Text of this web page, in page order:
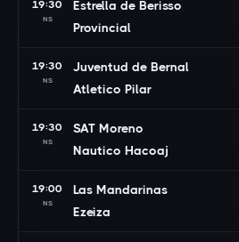
19:30
NS
Estrella de Berisso
Provincial
19:30
NS
Juventud de Bernal
Atletico Pilar
19:30
NS
SAT Moreno
Nautico Hacoaj
19:00
NS
Las Mandarinas
Ezeiza